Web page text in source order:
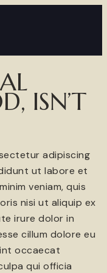
ISN’T
adipiscing
ut labore et
veniam, quis
nisi ut aliquip ex
irure dolor in
cillum dolore eu
occaecat
qui officia